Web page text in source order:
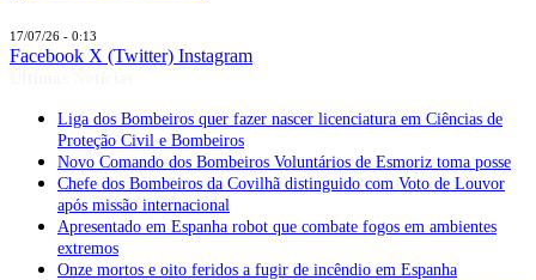
17/07/26 - 0:13
Facebook X (Twitter) Instagram
Liga dos Bombeiros quer fazer nascer licenciatura em Ciências de
Proteção Civil e Bombeiros
Novo Comando dos Bombeiros Voluntários de Esmoriz toma posse
Chefe dos Bombeiros da Covilhã distinguido com Voto de Louvor
após missão internacional
Apresentado em Espanha robot que combate fogos em ambientes
extremos
Onze mortos e oito feridos a fugir de incêndio em Espanha